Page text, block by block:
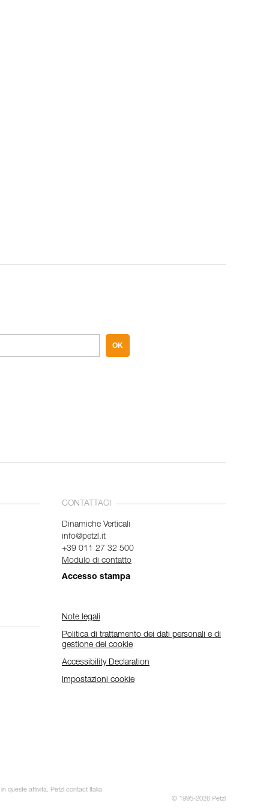
OK
CONTATTACI
Dinamiche Verticali
info@petzl.it
+39 011 27 32 500
Modulo di contatto
Accesso stampa
Note legali
Politica di trattamento dei dati personali e di
gestione dei cookie
Accessibility Declaration
Impostazioni cookie
queste attività. Petzl contact Italia
© 1995-2026 Petzl